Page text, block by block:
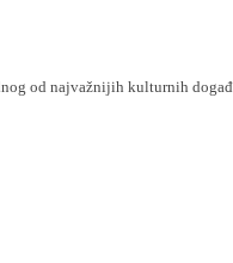
od najvažnijih kulturnih